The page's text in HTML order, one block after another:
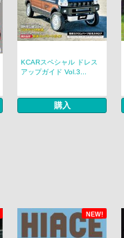
KCARスペシャル ドレス
アップガイド Vol.3...
購入
NEW!